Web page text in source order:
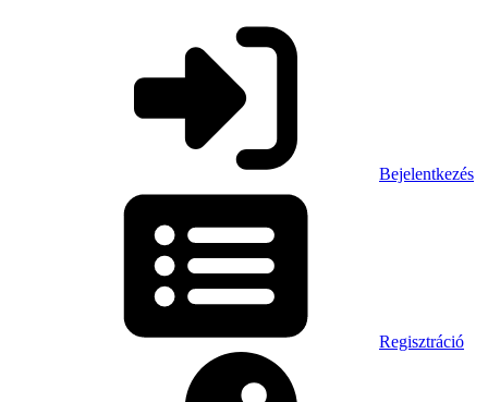
Bejelentkezés
Regisztráció